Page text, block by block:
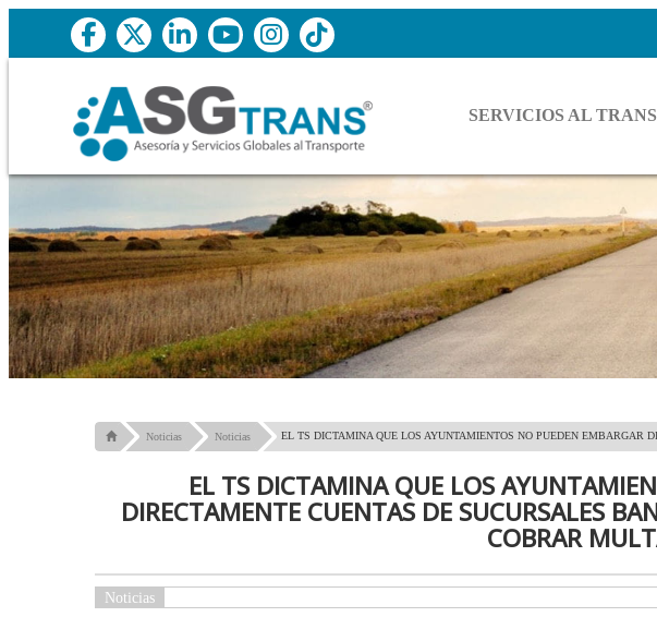
SERVICIOS AL
Noticias Noticias EL TS DICTAMINA QUE LOS AYUNTAMIENTOS NO PUEDEN EMBARGAR
EL TS DICTAMINA QUE LOS
DIRECTAMENTE CUENTAS DE SUCURSALES
COBRAR
Noticias